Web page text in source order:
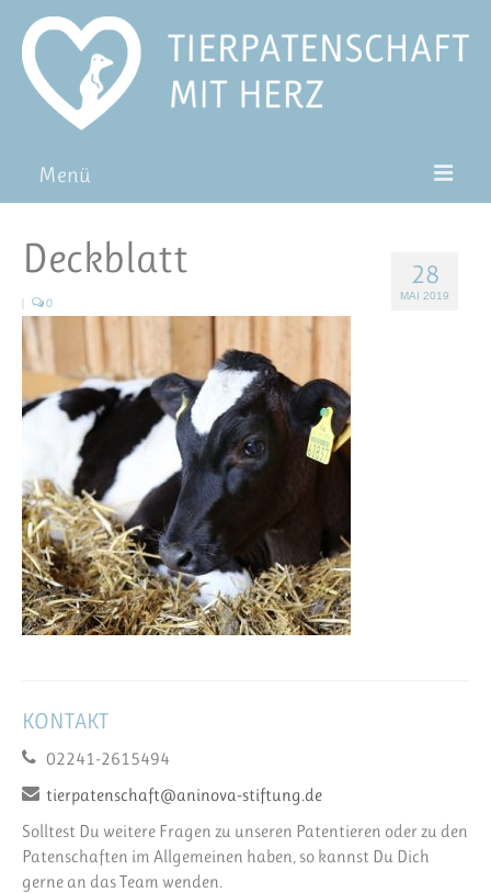
Menü
Pat*in werden
Blog
FAQ
28
MAI 2019
Deckblatt
| 0
KONTAKT
02241-2615494
tierpatenschaft@aninova-stiftung.de
Solltest Du weitere Fragen zu unseren Patentieren oder zu den
Patenschaften im Allgemeinen haben, so kannst Du Dich
gerne an das Team wenden.